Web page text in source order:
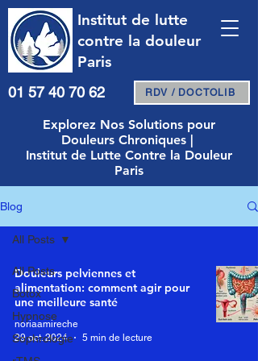
01 57 40 70 62 RDV / DOCTOLIB
Institut de lutte
contre la douleur
Paris
Explorez Nos Solutions pour
Douleurs Chroniques |
Institut de Lutte Contre la Douleur
Paris
Blog
All Posts
Botox
Hypnose
Sophrologie
All Posts
Douleurs pelviennes et
alimentation: comment agir pour
une meilleure santé
noriaamireche
29 oct. 2024
5 min de lecture